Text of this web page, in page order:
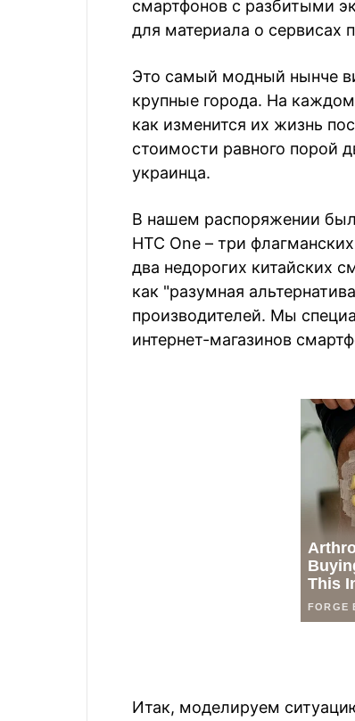
смартфонов с разбитыми
для материала о сервисах
Это самый модный нынче
крупные города. На
как изменится их жизнь
стоимости равного порой
украинца.
В нашем распоряжении
HTC One – три
два недорогих китайских
как "разумная
производителей. Мы
интернет-магазинов
Итак, моделируем